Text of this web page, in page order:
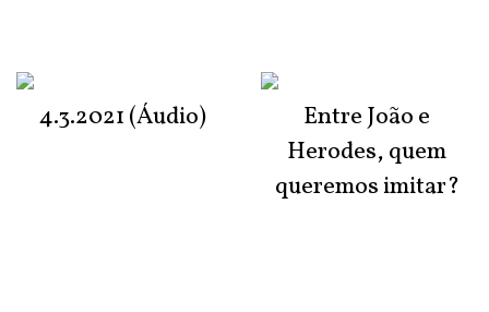
4.3.2021 (Áudio)
Entre João e
Herodes, quem
queremos imitar?